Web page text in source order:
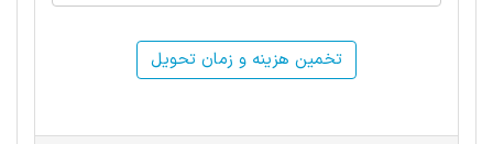
تخمین هزینه و زمان تحویل